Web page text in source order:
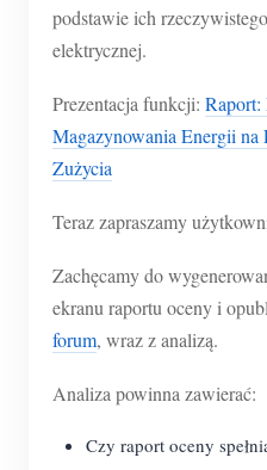
Blog
App Store
Ranking PV
podstawie ich
elektrycznej.
Prezentacja funkcji:
Magazynowania Energii na
Zużycia
Teraz zapraszamy
Zachęcamy do
ekranu raportu oceny i
forum, wraz z analizą.
Analiza powinna zawierać:
Czy raport oceny